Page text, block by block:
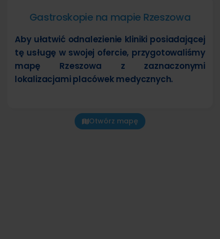
Gastroskopie na mapie Rzeszowa
Aby ułatwić odnalezienie kliniki posiadającej
tę usługę w swojej ofercie, przygotowaliśmy
mapę Rzeszowa z zaznaczonymi
lokalizacjami placówek medycznych.
Otwórz mapę